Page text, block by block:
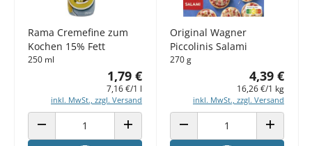
Rama Cremefine zum
Kochen 15% Fett
250 ml
1,79 €
7,16 €/1 l
inkl. MwSt., zzgl. Versand
ANZAHL VERRINGERN ANZAHL ERHÖHEN
Original Wagner
Piccolinis Salami
270 g
4,39 €
16,26 €/1 kg
inkl. MwSt., zzgl. Versand
ANZAHL VERRINGERN ANZAHL